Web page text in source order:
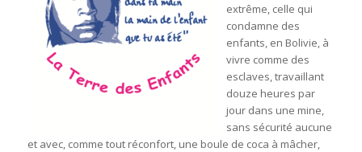
extrême, celle qui
condamne des
enfants, en Bolivie, à
vivre comme des
esclaves, travaillant
douze heures par
jour dans une mine,
sans sécurité aucune
et avec, comme tout réconfort, une boule de coca à mâcher,